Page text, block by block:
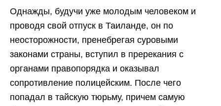
Однажды, будучи уже молодым человеком и
проводя свой отпуск в Таиланде, он по
неосторожности, пренебрегая суровыми
законами страны, вступил в пререкания с
органами правопорядка и оказывал
сопротивление полицейским. После чего
попадал в тайскую тюрьму, причем самую